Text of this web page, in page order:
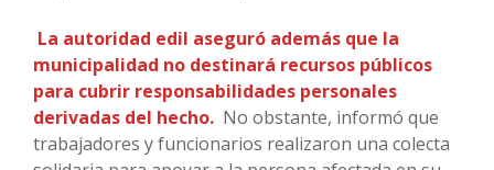
La autoridad edil aseguró además que la
municipalidad no destinará recursos públicos
para cubrir responsabilidades personales
derivadas del hecho. No obstante, informó que
trabajadores y funcionarios realizaron una colecta